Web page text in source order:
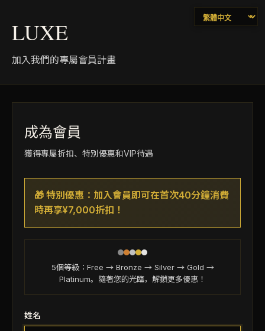
LUXE
加入我們的專屬會員計畫
成為會員
獲得專屬折扣、特別優惠和VIP待遇
🎁 特別優惠：加入會員即可在首次40分鐘消費
時再享¥7,000折扣！
5個等級：Free → Bronze → Silver → Gold →
Platinum。隨著您的光臨，解鎖更多優惠！
姓名